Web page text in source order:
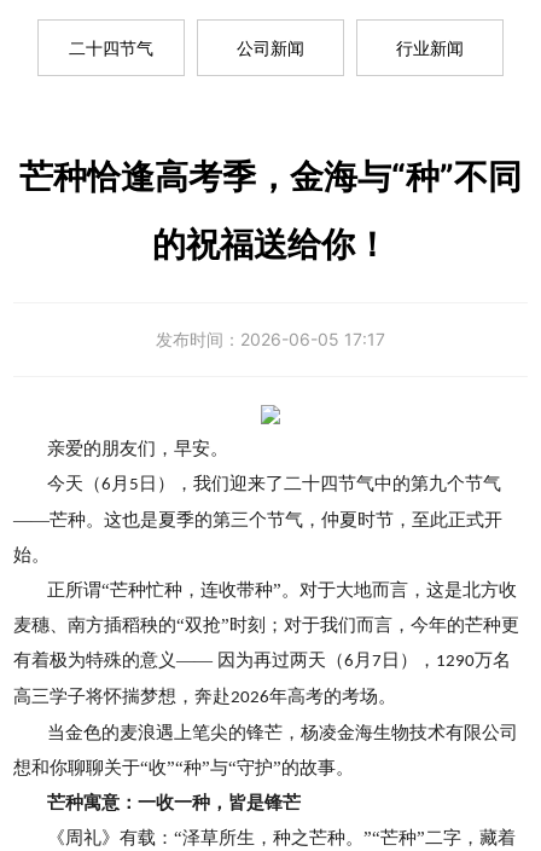
二十四节气 公司新闻 行业新闻
芒种恰逢高考季，金海与“种”不同
的祝福送给你！
发布时间： 2026-06-05 17:17
亲爱的朋友们，早安。
今天（6 月 5 日），我们迎来了二十四节气中的第九个节气
——芒种。这也是夏季的第三个节气，仲夏时节，至此正式开
始。
正所谓“芒种忙种，连收带种”。对于大地而言，这是北方收
麦穗、南方插稻秧的“双抢”时刻；对于我们而言，今年的芒种更
有着极为特殊的意义—— 因为再过两天（6 月7 日）， 1290万名
高三学子将怀揣梦想，奔赴2026年高考的考场。
当金色的麦浪遇上笔尖的锋芒，杨凌金海生物技术有限公司
想和你聊聊关于“收”“种”与“守护”的故事。
芒种寓意：一收一种，皆是锋芒
《周礼》有载：“泽草所生，种之芒种。”“芒种”二字，藏着